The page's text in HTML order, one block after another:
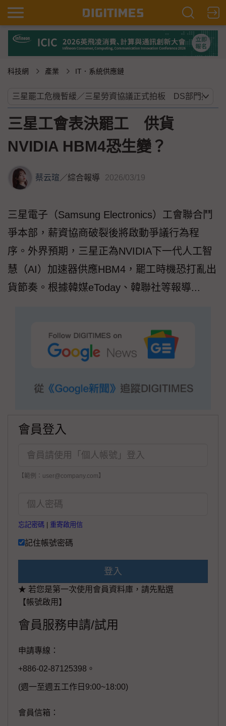
科技網 產業 IT．系統供應鏈
三星工會表決罷工 供貨
NVIDIA HBM4恐生變？
蔡云瑄／綜合報導 2026/03/19
三星電子（Samsung Electronics）工會聯合鬥
爭本部，薪資協商破裂後將啟動爭議行為程
序。外界預期，三星正為NVIDIA下一代人工智
慧（AI）加速器供應HBM4，罷工時機恐打亂出
貨節奏。根據韓媒eToday、韓聯社等報導...
會員登入
【範例：user@company.com】
忘記密碼 重寄啟用信
記住帳號密碼
登入
★ 若您是第一次使用會員資料庫，請先點選
【帳號啟用】
會員服務申請/試用
申請專線：
+886-02-87125398。
(週一至週五工作日9:00~18:00)
會員信箱：